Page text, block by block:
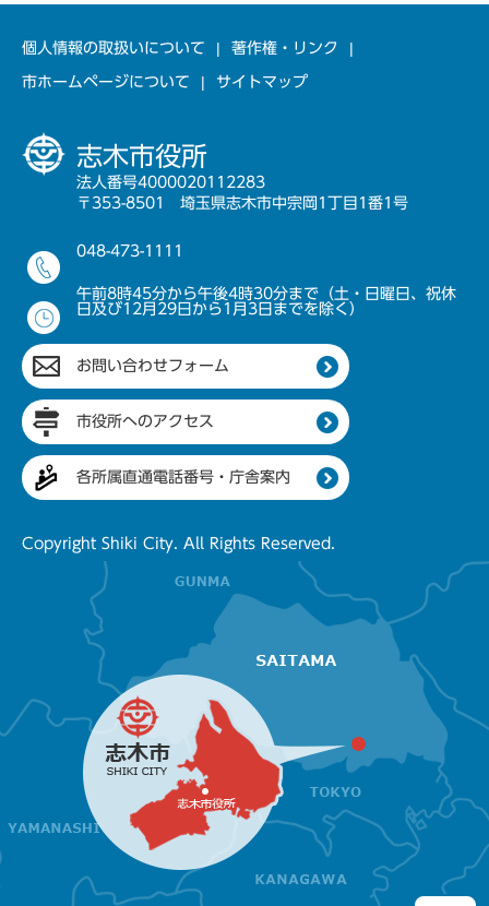
個人情報の取扱いについて 著作権・リンク
市ホームページについて サイトマップ
志木市役所
法人番号4000020112283
〒353-8501 埼玉県志木市中宗岡1丁目1番1号
048-473-1111
午前8時45分から午後4時30分まで（土・日曜日、祝休
日及び12月29日から1月3日までを除く）
お問い合わせフォーム
市役所へのアクセス
各所属直通電話番号・庁舎案内
Copyright Shiki City. All Rights Reserved.